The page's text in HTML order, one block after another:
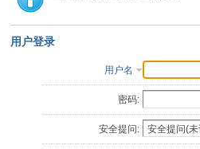
用户登录
用户名
密码:
安全提问: